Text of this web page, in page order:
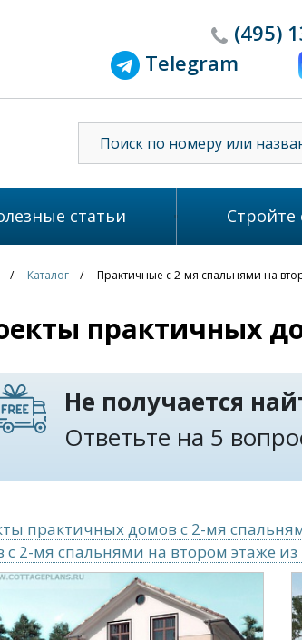
(495)
Telegram
статьи Стройте
Каталог Практичные с 2-мя спальнями на
практичных
Не получается
Ответьте на 5
практичных домов с 2-мя
с 2-мя спальнями на втором этаже